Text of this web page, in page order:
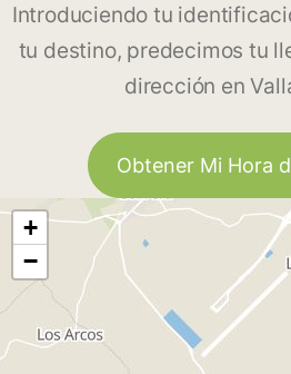
Introduciendo tu
tu destino, predecimos tu
dirección en
Obtener Mi Hora
+
−